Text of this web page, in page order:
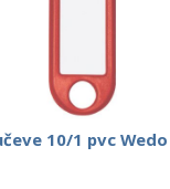
10/1 pvc